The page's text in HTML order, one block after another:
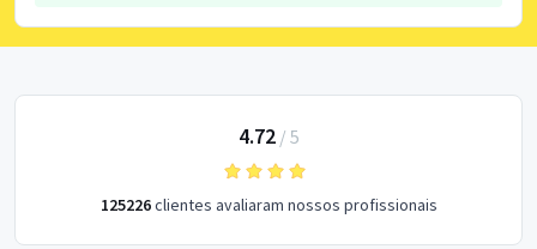
4.72/ 5
125226clientes avaliaram nossos profissionais